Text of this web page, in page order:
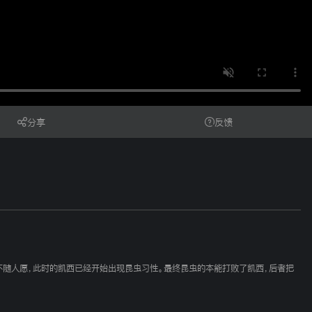
分享 反馈
人愿，此时的凯西已经开始出现昆虫习性。最终昆虫的本能打败了凯西，后者把